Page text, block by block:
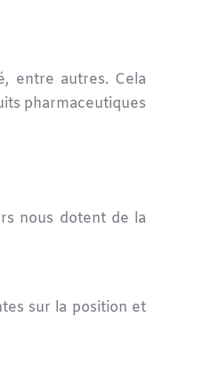
entre autres. Cela
pharmaceutiques
nous dotent de la
sur la position et